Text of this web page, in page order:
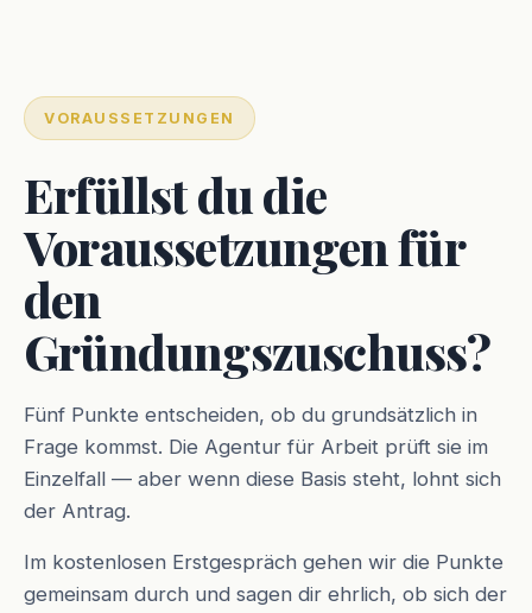
VORAUSSETZUNGEN
Erfüllst du die
Voraussetzungen für
den
Gründungszuschuss?
Fünf Punkte entscheiden, ob du grundsätzlich in
Frage kommst. Die Agentur für Arbeit prüft sie im
Einzelfall — aber wenn diese Basis steht, lohnt sich
der Antrag.
Im kostenlosen Erstgespräch gehen wir die Punkte
gemeinsam durch und sagen dir ehrlich, ob sich der